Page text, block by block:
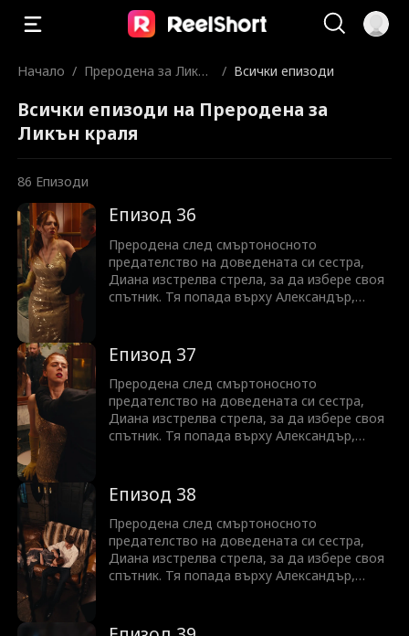
Начало / Преродена за Ликън
/ Всички епизоди
Всички епизоди на Преродена за
Ликън краля
86 Епизоди
Епизод 36
Преродена след смъртоносното
предателство на доведената си сестра,
Диана изстрелва стрела, за да избере своя
спътник. Тя попада върху Александър,
Алекс, Диана трябва да се бори, за да
промени съдбата си—преди да е станало
твърде късно.
Епизод 37
Преродена след смъртоносното
предателство на доведената си сестра,
Диана изстрелва стрела, за да избере своя
спътник. Тя попада върху Александър,
Алекс, Диана трябва да се бори, за да
промени съдбата си—преди да е станало
твърде късно.
Епизод 38
Преродена след смъртоносното
предателство на доведената си сестра,
Диана изстрелва стрела, за да избере своя
спътник. Тя попада върху Александър,
Алекс, Диана трябва да се бори, за да